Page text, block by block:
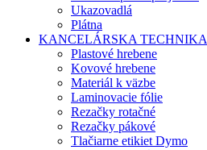
Ukazovadlá
Plátna
KANCELÁRSKA TECHNIKA
Plastové hrebene
Kovové hrebene
Materiál k väzbe
Laminovacie fólie
Rezačky rotačné
Rezačky pákové
Tlačiarne etikiet Dymo